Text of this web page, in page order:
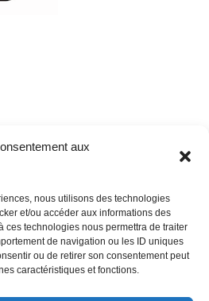
aux
nous utilisons des technologies
et/ou accéder aux informations des
ces technologies nous permettra de traiter
de navigation ou les ID uniques
ou de retirer son consentement peut
caractéristiques et fonctions.
18h30